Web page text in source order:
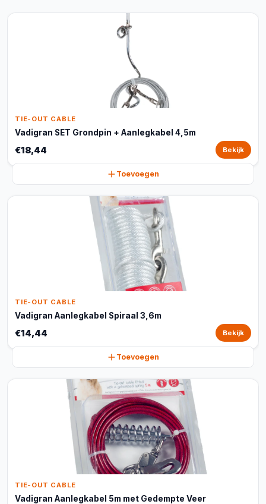
TIE-OUT CABLE
Vadigran SET Grondpin + Aanlegkabel 4,5m
€18,44 Bekijk
Toevoegen
TIE-OUT CABLE
Vadigran Aanlegkabel Spiraal 3,6m
€14,44 Bekijk
Toevoegen
TIE-OUT CABLE
Vadigran Aanlegkabel 5m met Gedempte Veer